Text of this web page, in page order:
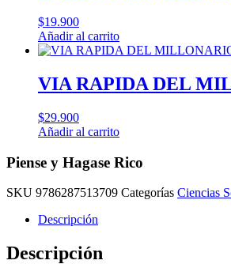
$19.900
Añadir al carrito
VIA RAPIDA DEL
$29.900
Añadir al carrito
Piense y Hagase Rico
SKU 9786287513709 Categorías Ciencias
Descripción
Descripción